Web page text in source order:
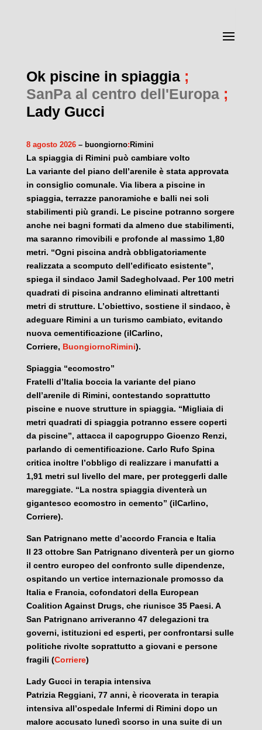
Ok piscine in spiaggia;
SanPa al centro dell'Europa;
Lady Gucci
8 agosto 2026– buongiorno: Rimini
La spiaggia di Rimini può cambiare volto
La variante del piano dell’arenile è stata approvata
in consiglio comunale. Via libera a piscine in
spiaggia, terrazze panoramiche e balli nei soli
stabilimenti più grandi. Le piscine potranno sorgere
anche nei bagni formati da almeno due stabilimenti,
ma saranno rimovibili e profonde al massimo 1,80
metri. “Ogni piscina andrà obbligatoriamente
realizzata a scomputo dell’edificato esistente”,
spiega il sindaco Jamil Sadegholvaad. Per 100 metri
quadrati di piscina andranno eliminati altrettanti
metri di strutture. L’obiettivo, sostiene il sindaco, è
adeguare Rimini a un turismo cambiato, evitando
nuova cementificazione (ilCarlino,
Corriere, BuongiornoRimini).
Spiaggia “ecomostro”
Fratelli d’Italia boccia la variante del piano
dell’arenile di Rimini, contestando soprattutto
piscine e nuove strutture in spiaggia. “Migliaia di
metri quadrati di spiaggia potranno essere coperti
da piscine”, attacca il capogruppo Gioenzo Renzi,
parlando di cementificazione. Carlo Rufo Spina
critica inoltre l’obbligo di realizzare i manufatti a
1,91 metri sul livello del mare, per proteggerli dalle
mareggiate. “La nostra spiaggia diventerà un
gigantesco ecomostro in cemento” (ilCarlino,
Corriere).
San Patrignano mette d’accordo Francia e Italia
Il 23 ottobre San Patrignano diventerà per un giorno
il centro europeo del confronto sulle dipendenze,
ospitando un vertice internazionale promosso da
Italia e Francia, cofondatori della European
Coalition Against Drugs, che riunisce 35 Paesi. A
San Patrignano arriveranno 47 delegazioni tra
governi, istituzioni ed esperti, per confrontarsi sulle
politiche rivolte soprattutto a giovani e persone
fragili (Corriere)
Lady Gucci in terapia intensiva
Patrizia Reggiani, 77 anni, è ricoverata in terapia
intensiva all’ospedale Infermi di Rimini dopo un
malore accusato lunedì scorso in una suite di un